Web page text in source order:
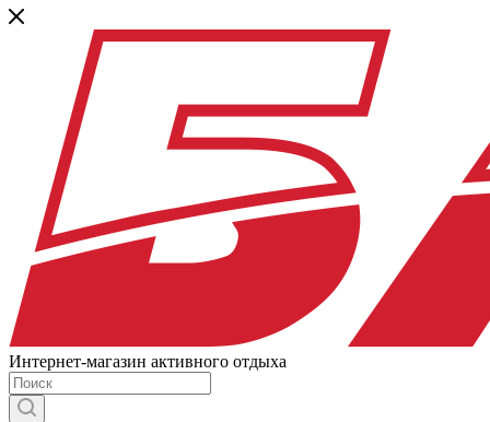
Интернет-магазин активного отдыха